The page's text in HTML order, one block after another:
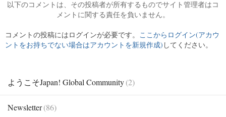
以下のコメントは、その投稿者が所有するものでサイト管理者はコ
メントに関する責任を負いません。
コメントの投稿にはログインが必要です。
ここからログイン(アカウ
ントをお持ちでない場合はアカウントを新規作成) してください。
ようこそJapan! Global Community(2)
Newsletter(86)